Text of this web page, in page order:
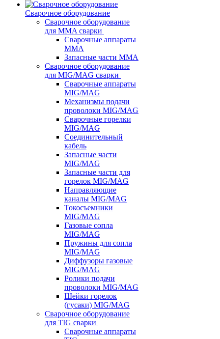
Сварочное оборудование
Сварочное оборудование
для MMA сварки
Сварочные аппараты
MMA
Запасные части MMA
Сварочное оборудование
для MIG/MAG сварки
Сварочные аппараты
MIG/MAG
Механизмы подачи
проволоки MIG/MAG
Сварочные горелки
MIG/MAG
Соединительный
кабель
Запасные части
MIG/MAG
Запасные части для
горелок MIG/MAG
Направляющие
каналы MIG/MAG
Токосъемники
MIG/MAG
Газовые сопла
MIG/MAG
Пружины для сопла
MIG/MAG
Диффузоры газовые
MIG/MAG
Ролики подачи
проволоки MIG/MAG
Шейки горелок
(гусаки) MIG/MAG
Сварочное оборудование
для TIG сварки
Сварочные аппараты